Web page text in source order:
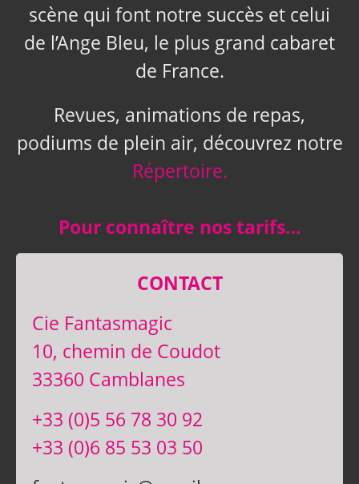
scène qui font notre succès et celui
de l’Ange Bleu, le plus grand cabaret
de France.
Revues, animations de repas,
podiums de plein air, découvrez notre
Répertoire.
Pour connaître nos tarifs…
CONTACT
Cie Fantasmagic
10, chemin de Coudot
33360 Camblanes
+33 (0)5 56 78 30 92
+33 (0)6 85 53 03 50